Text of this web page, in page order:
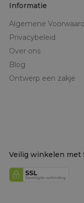
Informatie
Algemene
Privacybeleid
Over ons
Blog
Ontwerp een zakje
Veilig winkelen met